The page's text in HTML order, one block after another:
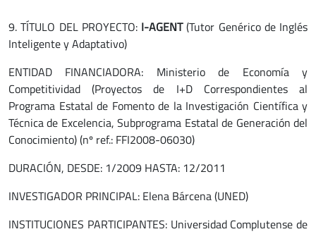
9. TÍTULO DEL PROYECTO: I-AGENT(Tutor Genérico de Inglés
Inteligente y Adaptativo)
ENTIDAD FINANCIADORA: Ministerio de Economía y
Competitividad (Proyectos de I+D Correspondientes al
Programa Estatal de Fomento de la Investigación Científica y
Técnica de Excelencia, Subprograma Estatal de Generación del
Conocimiento) (nº ref.: FFI2008-06030)
DURACIÓN, DESDE: 1/2009 HASTA: 12/2011
INVESTIGADOR PRINCIPAL: Elena Bárcena (UNED)
INSTITUCIONES PARTICIPANTES: Universidad Complutense de